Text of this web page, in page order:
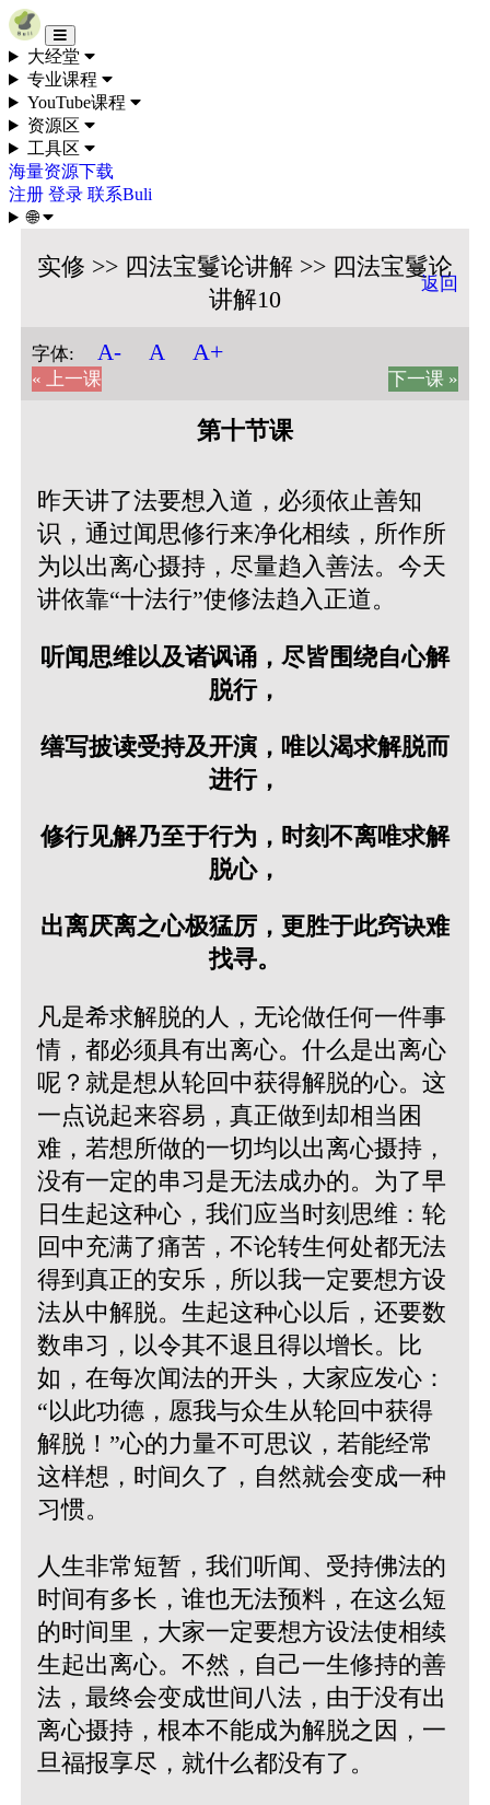
Skip to content
大经堂
专业课程
YouTube课程
资源区
工具区
海量资源下载
注册 登录 联系Buli
🌐
实修 >> 四法宝鬘论讲解 >> 四法宝鬘论
讲解10
返回
字体: A- A A+
« 上一课 下一课 »
第十节课
昨天讲了法要想入道，必须依止善知
识，通过闻思修行来净化相续，所作所
为以出离心摄持，尽量趋入善法。今天
讲依靠“十法行”使修法趋入正道。
听闻思维以及诸讽诵，尽皆围绕自心解
脱行，
缮写披读受持及开演，唯以渴求解脱而
进行，
修行见解乃至于行为，时刻不离唯求解
脱心，
出离厌离之心极猛厉，更胜于此窍诀难
找寻。
凡是希求解脱的人，无论做任何一件事
情，都必须具有出离心。什么是出离心
呢？就是想从轮回中获得解脱的心。这
一点说起来容易，真正做到却相当困
难，若想所做的一切均以出离心摄持，
没有一定的串习是无法成办的。为了早
日生起这种心，我们应当时刻思维：轮
回中充满了痛苦，不论转生何处都无法
得到真正的安乐，所以我一定要想方设
法从中解脱。生起这种心以后，还要数
数串习，以令其不退且得以增长。比
如，在每次闻法的开头，大家应发心：
“以此功德，愿我与众生从轮回中获得
解脱！”心的力量不可思议，若能经常
这样想，时间久了，自然就会变成一种
习惯。
人生非常短暂，我们听闻、受持佛法的
时间有多长，谁也无法预料，在这么短
的时间里，大家一定要想方设法使相续
生起出离心。不然，自己一生修持的善
法，最终会变成世间八法，由于没有出
离心摄持，根本不能成为解脱之因，一
旦福报享尽，就什么都没有了。